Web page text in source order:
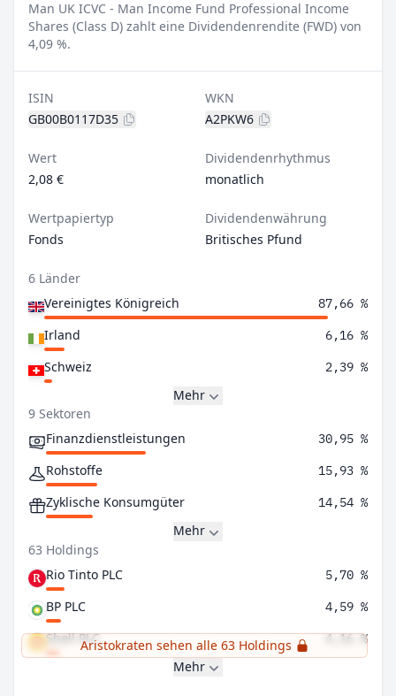
Man UK ICVC - Man Income Fund Professional Income
Shares (Class D) zahlt eine Dividendenrendite (FWD) von
4,09 %.
ISIN
GB00B0117D35
WKN
A2PKW6
Wert
2,08 €
Dividendenrhythmus
monatlich
Wertpapiertyp
Fonds
Dividendenwährung
Britisches Pfund
6 Länder
Vereinigtes Königreich
87,66 %
Irland 6,16 %
Schweiz 2,39 %
Mehr
9 Sektoren
Finanzdienstleistungen
30,95 %
Rohstoffe 15,93 %
Zyklische Konsumgüter 14,54 %
Mehr
63 Holdings
Rio Tinto PLC
5,70 %
BP PLC 4,59 %
Shell PLC 4,16 %
Aristokraten sehen alle 63 Holdings
Mehr